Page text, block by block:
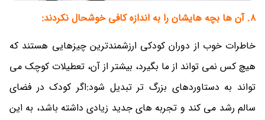
8. آن ها بچه هایشان را به اندازه کافی خوشحال نکردند:
خاطرات خوب از دوران کودکی ارزشمندترین چیزهایی هستند که
هیچ کس نمی تواند از ما بگیرد، بیشتر از آن، تعطیلات کوچک می
تواند به دستاوردهای بزرگ تر تبدیل شود:اگر کودک در فضای
سالم رشد می کند و تجربه های جدید زیادی داشته باشد، به این